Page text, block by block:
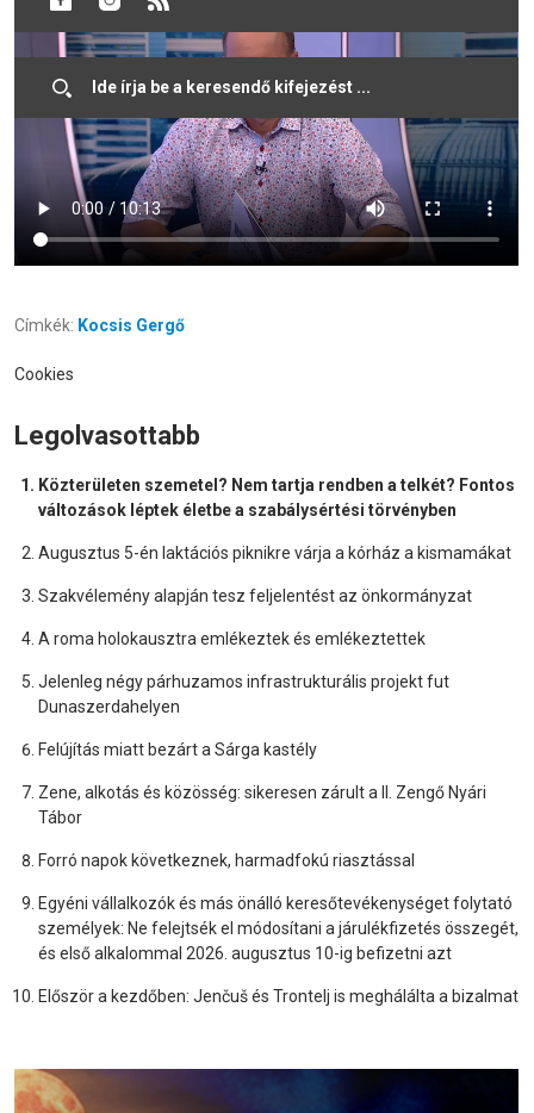
Címkék: Kocsis Gergő
Cookies
Legolvasottabb
Közterületen szemetel? Nem tartja rendben a telkét? Fontos
változások léptek életbe a szabálysértési törvényben
Augusztus 5-én laktációs piknikre várja a kórház a kismamákat
Szakvélemény alapján tesz feljelentést az önkormányzat
A roma holokausztra emlékeztek és emlékeztettek
Jelenleg négy párhuzamos infrastrukturális projekt fut
Dunaszerdahelyen
Felújítás miatt bezárt a Sárga kastély
Zene, alkotás és közösség: sikeresen zárult a II. Zengő Nyári
Tábor
Forró napok következnek, harmadfokú riasztással
Egyéni vállalkozók és más önálló keresőtevékenységet folytató
személyek: Ne felejtsék el módosítani a járulékfizetés összegét,
és első alkalommal 2026. augusztus 10-ig befizetni azt
Először a kezdőben: Jenčuš és Trontelj is meghálálta a bizalmat